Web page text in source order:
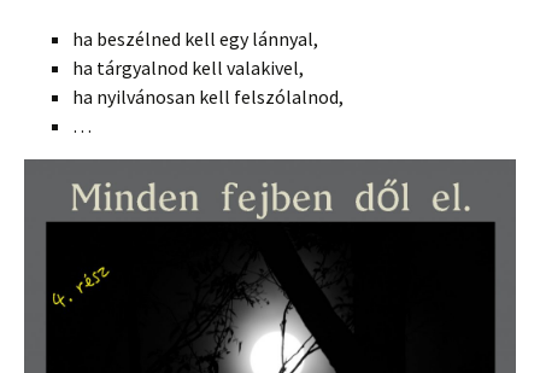
ha beszélned kell egy lánnyal,
ha tárgyalnod kell valakivel,
ha nyilvánosan kell felszólalnod,
…